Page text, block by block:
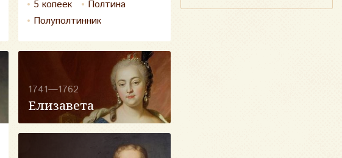
5 копеек
Полтина
Полуполтинник
Елизавета
1741—1762